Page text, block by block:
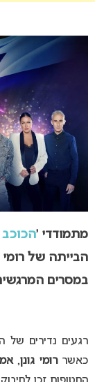
מתמודדי ‘
הבייתה של רומי
במסרים
רגעים נדירים של
כאשררומי גונן,